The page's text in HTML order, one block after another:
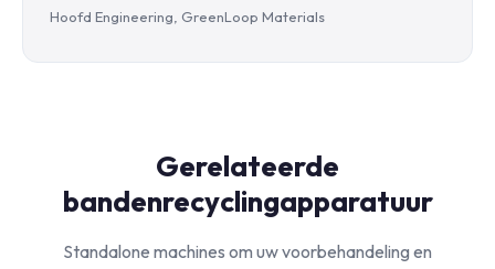
Hoofd Engineering, GreenLoop Materials
Gerelateerde
bandenrecyclingapparatuur
Standalone machines om uw voorbehandeling en